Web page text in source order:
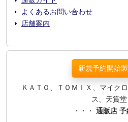
よくあるお問い合わせ
店舗案内
新規予約開始
ＫＡＴＯ、ＴＯＭＩＸ、マイク
ス、天賞
・・・ 通販店